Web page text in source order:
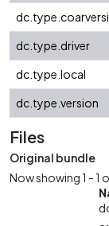
dc.type.driver
dc.type.local
dc.type.version
Files
Original bundle
Now showing1 - 1